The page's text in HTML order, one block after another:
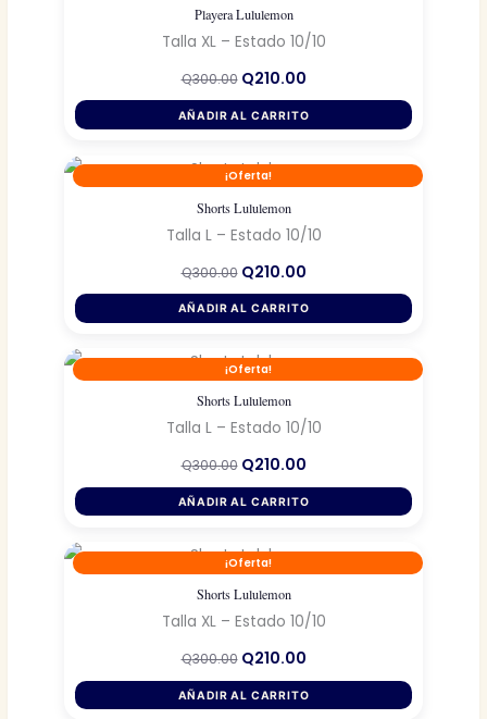
Playera Lululemon
Talla XL – Estado 10/10
Q300.00 El
original
era:
Q210.00El
actual
es:
AÑADIR AL CARRITO
¡Oferta!
Shorts Lululemon
Talla L – Estado 10/10
Q300.00 El
original
era:
Q210.00El
actual
es:
AÑADIR AL CARRITO
¡Oferta!
Shorts Lululemon
Talla L – Estado 10/10
Q300.00 El
original
era:
Q210.00El
actual
es:
AÑADIR AL CARRITO
¡Oferta!
Shorts Lululemon
Talla XL – Estado 10/10
Q300.00 El
original
era:
Q210.00El
actual
es:
AÑADIR AL CARRITO